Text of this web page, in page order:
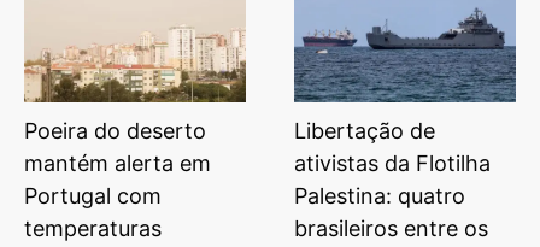
Poeira do deserto
mantém alerta em
Portugal com
temperaturas
Libertação de
ativistas da Flotilha
Palestina: quatro
brasileiros entre os